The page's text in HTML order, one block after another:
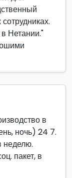
Нетании."
в
ночь) 24 7.
неделю.
пакет, в